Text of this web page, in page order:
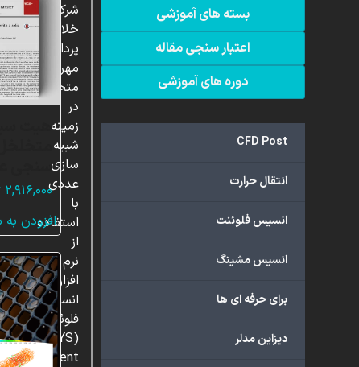
هیت
سنجی
۲,۹۱۶,۰۰۰
افزودن
بسته های آموزشی
اعتبار سنجی مقاله
دوره های آموزشی
CFD Post
انتقال حرارت
انسیس فلوئنت
انسیس مشینگ
برای حرفه ای ها
دیزاین مدلر
شرکت
خلاق
پردازشگران
مهر،
متخصص
در
زمینه
شبیه
سازی
عددی
با
استفاده
از
نرم
افزار
انسیس
فلوئنت
(ANSYS